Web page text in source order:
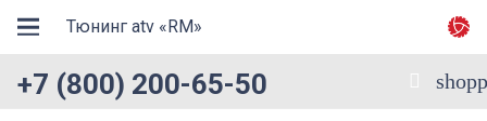
Тюнинг atv «RM»
+7 (800) 200-65-50